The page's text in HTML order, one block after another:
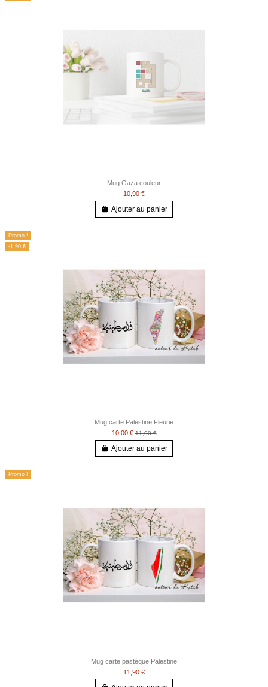
Mug Gaza couleur
10,90 €
Ajouter au panier
Promo !
-1,90 €
Mug carte Palestine Fleurie
10,00 €11,90 €
Ajouter au panier
Promo !
Mug carte pastèque Palestine
11,90 €